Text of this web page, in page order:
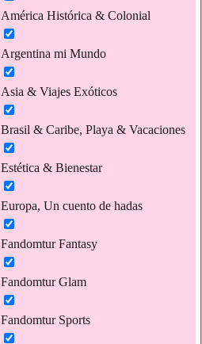
América Histórica & Colonial
Argentina mi Mundo
Asia & Viajes Exóticos
Brasil & Caribe, Playa & Vacaciones
Estética & Bienestar
Europa, Un cuento de hadas
Fandomtur Fantasy
Fandomtur Glam
Fandomtur Sports